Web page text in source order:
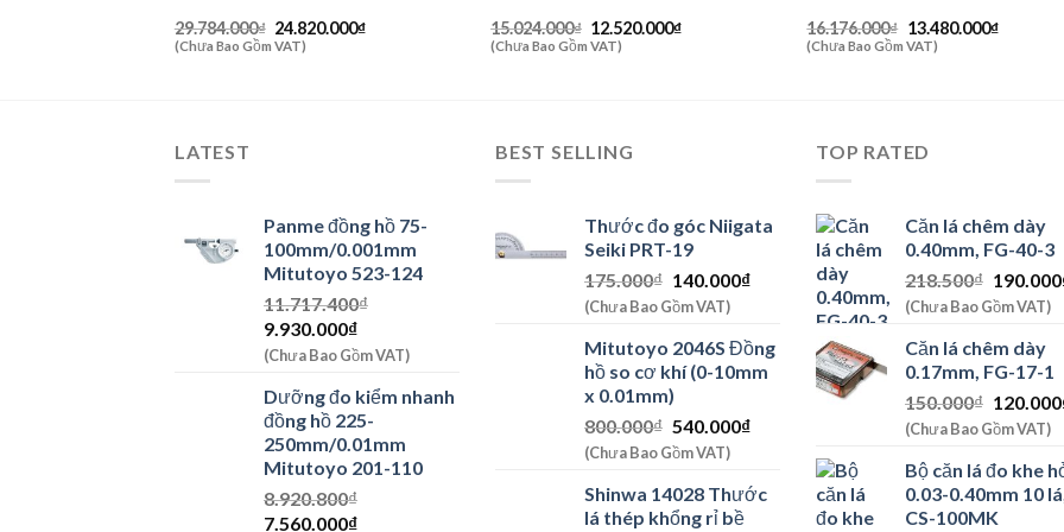
29.784.000₫ Giá
gốc
24.820.000₫Giá
(Chưa Bao Gồm VAT)
15.024.000₫ Giá
gốc
12.520.000₫Giá
(Chưa Bao Gồm VAT)
16.176.000₫ Giá
gốc
13.480.000₫Giá
(Chưa Bao Gồm VAT)
LATEST
Panme đồng hồ 75-
100mm/0.001mm
Mitutoyo 523-124
11.717.400₫
Giá
gốc
11.717.400₫.
9.930.000₫Giá
hiện
là:
9.930.000₫.
(Chưa Bao Gồm VAT)
Dưỡng đo kiểm nhanh
đồng hồ 225-
250mm/0.01mm
Mitutoyo 201-110
8.920.800₫
Giá
7.560.000₫Giá
BEST SELLING
Thước đo góc Niigata
Seiki PRT-19
175.000₫ Giá
gốc
175.000₫.
140.000₫Giá
là:
140.000₫.
(Chưa Bao Gồm VAT)
Mitutoyo 2046S Đồng
hồ so cơ khí (0-10mm
x 0.01mm)
800.000₫ Giá
gốc
800.000₫.
540.000₫Giá
là:
540.000₫.
(Chưa Bao Gồm VAT)
Shinwa 14028 Thước
lá thép khổng rỉ bề
TOP RATED
Căn lá chêm dày
0.40mm, FG-40-3
218.500₫ Giá
gốc
218.500₫.
190.000
(Chưa Bao Gồm VAT)
Căn lá chêm dày
0.17mm, FG-17-1
150.000₫ Giá
gốc
120.000
(Chưa Bao Gồm VAT)
Bộ căn lá đo khe
0.03-0.40mm 10
CS-100MK